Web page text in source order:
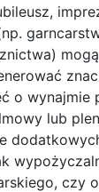
o wynajmie
lub
czy